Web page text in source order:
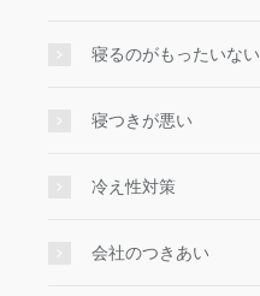
寝るのがもったいない
寝つきが悪い
冷え性対策
会社のつきあい